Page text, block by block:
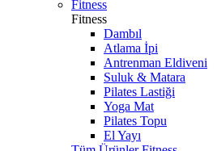
Fitness
Fitness
Dambıl
Atlama İpi
Antrenman Eldiveni
Suluk & Matara
Pilates Lastiği
Yoga Mat
Pilates Topu
El Yayı